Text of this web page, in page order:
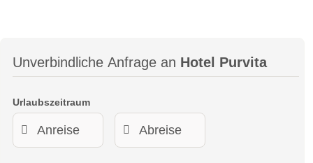
Unverbindliche Anfrage an Hotel Purvita
Urlaubszeitraum